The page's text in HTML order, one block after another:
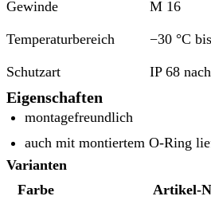
Gewinde M 16
Temperaturbereich −30 °C
Schutzart IP 68
Eigenschaften
montagefreundlich
auch mit montiertem O-Ring
Varianten
Farbe
Artikel-